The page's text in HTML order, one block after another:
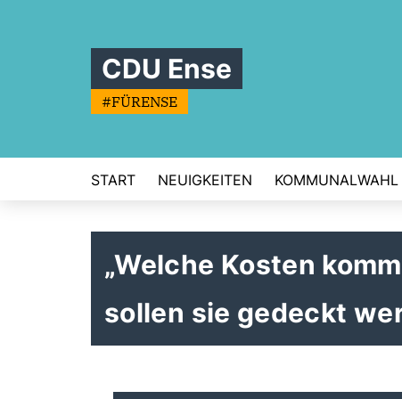
CDU Ense
#FÜRENSE
START NEUIGKEITEN
Welche Kosten
sollen sie gedeckt